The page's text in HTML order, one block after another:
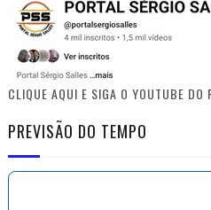
CLIQUE AQUI E SIGA O YOUTUBE DO
PREVISÃO DO TEMPO